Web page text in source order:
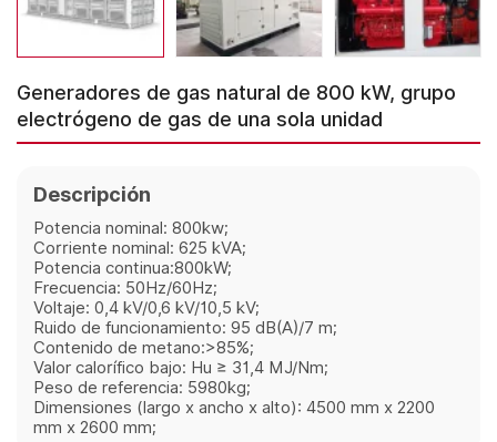
Generadores de gas natural de 800 kW, grupo
electrógeno de gas de una sola unidad
Descripción
Potencia nominal: 800kw;
Corriente nominal: 625 kVA;
Potencia continua:800kW;
Frecuencia: 50Hz/60Hz;
Voltaje: 0,4 kV/0,6 kV/10,5 kV;
Ruido de funcionamiento: 95 dB(A)/7 m;
Contenido de metano:>85%;
Valor calorífico bajo: Hu ≥ 31,4 MJ/Nm;
Peso de referencia: 5980kg;
Dimensiones (largo x ancho x alto): 4500 mm x 2200
mm x 2600 mm;